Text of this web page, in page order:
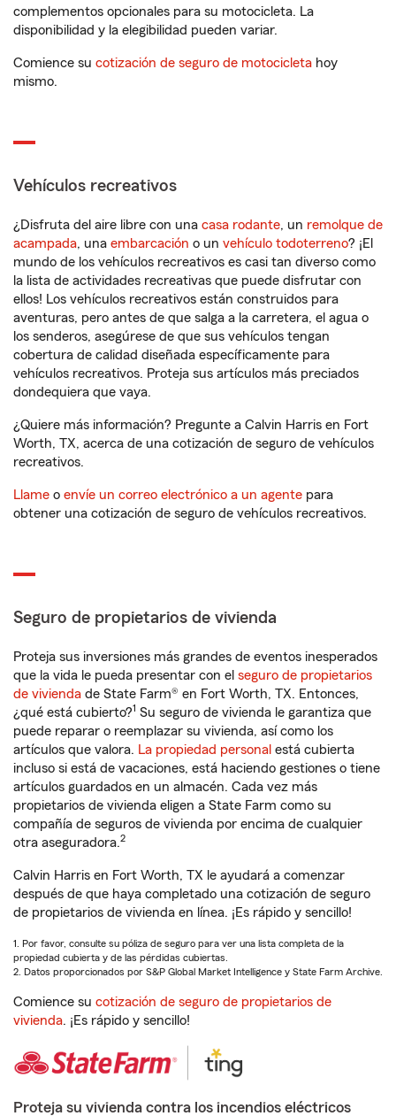
complementos opcionales para su motocicleta. La
disponibilidad y la elegibilidad pueden variar.
Comience su cotización de seguro de motocicleta hoy
mismo.
Vehículos recreativos
¿Disfruta del aire libre con una casa rodante, un remolque de
acampada, una embarcación o un vehículo todoterreno? ¡El
mundo de los vehículos recreativos es casi tan diverso como
la lista de actividades recreativas que puede disfrutar con
ellos! Los vehículos recreativos están construidos para
aventuras, pero antes de que salga a la carretera, el agua o
los senderos, asegúrese de que sus vehículos tengan
cobertura de calidad diseñada específicamente para
vehículos recreativos. Proteja sus artículos más preciados
dondequiera que vaya.
¿Quiere más información? Pregunte a Calvin Harris en Fort
Worth, TX, acerca de una cotización de seguro de vehículos
recreativos.
Llame o envíe un correo electrónico a un agente para
obtener una cotización de seguro de vehículos recreativos.
Seguro de propietarios de vivienda
Proteja sus inversiones más grandes de eventos inesperados
que la vida le pueda presentar con el seguro de propietarios
de vivienda de State Farm® en Fort Worth, TX. Entonces,
¿qué está cubierto?1 Su seguro de vivienda le garantiza que
puede reparar o reemplazar su vivienda, así como los
artículos que valora. La propiedad personal está cubierta
incluso si está de vacaciones, está haciendo gestiones o tiene
artículos guardados en un almacén. Cada vez más
propietarios de vivienda eligen a State Farm como su
compañía de seguros de vivienda por encima de cualquier
otra aseguradora.2
Calvin Harris en Fort Worth, TX le ayudará a comenzar
después de que haya completado una cotización de seguro
de propietarios de vivienda en línea. ¡Es rápido y sencillo!
1. Por favor, consulte su póliza de seguro para ver una lista completa de la
propiedad cubierta y de las pérdidas cubiertas.
2. Datos proporcionados por S&P Global Market Intelligence y State Farm Archive.
Comience su cotización de seguro de propietarios de
vivienda. ¡Es rápido y sencillo!
Proteja su vivienda contra los incendios eléctricos